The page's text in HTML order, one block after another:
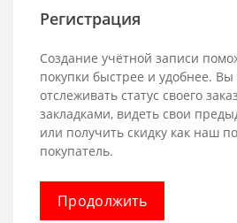
Регистрация
Создание учётной записи
покупки быстрее и удобнее.
отслеживать статус своего
закладками, видеть свои
или получить скидку как наш
покупатель.
Продолжить